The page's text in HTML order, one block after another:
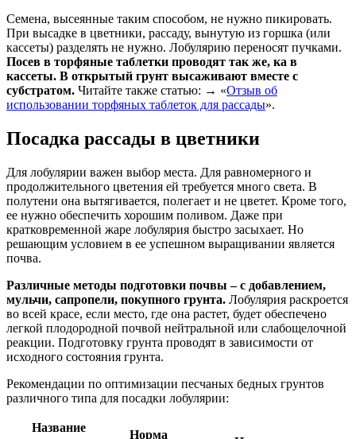
Семена, высеянные таким способом, не нужно пикировать.
При высадке в цветники, рассаду, вынутую из горшка (или
кассеты) разделять не нужно. Лобулярию переносят пучками.
Посев в торфяные таблетки проводят так же, ка в
кассеты. В открытый грунт высаживают вместе с
субстратом. Читайте также статью: → «Отзыв об
использовании торфяных таблеток для рассады».
Посадка рассады в цветники
Для лобулярии важен выбор места. Для равномерного и
продолжительного цветения ей требуется много света. В
полутени она вытягивается, полегает и не цветет. Кроме того,
ее нужно обеспечить хорошим поливом. Даже при
кратковременной жаре лобулярия быстро засыхает. Но
решающим условием в ее успешном выращивании является
почва.
Различные методы подготовки почвы – с добавлением,
мульчи, сапропели, покупного грунта. Лобулярия раскроется
во всей красе, если место, где она растет, будет обеспечено
легкой плодородной почвой нейтральной или слабощелочной
реакции. Подготовку грунта проводят в зависимости от
исходного состояния грунта.
Рекомендации по оптимизации песчаных бедных грунтов
различного типа для посадки лобулярии:
Название
Норма